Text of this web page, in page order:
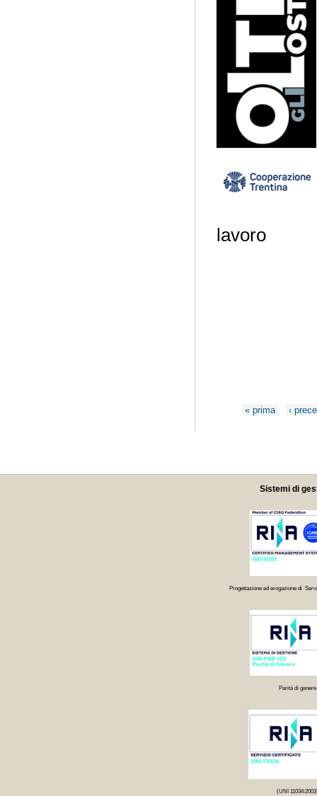
lavoro
Pagine
« prima ‹
Sistemi di
Progettazione ed erogazione di
Parità di genere
(UNI